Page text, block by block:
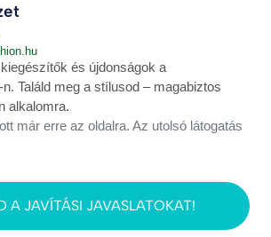
és újdonságok a
Találd meg a stílusod – magabiztos
alkalomra.
már erre az oldalra. Az utolsó látogatás
A JAVÍTÁSI JAVASLATOKAT!